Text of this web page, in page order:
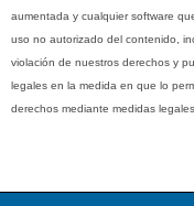
aumentada y cualquier software
uso no autorizado del contenido,
violación de nuestros derechos y
legales en la medida en que lo
derechos mediante medidas